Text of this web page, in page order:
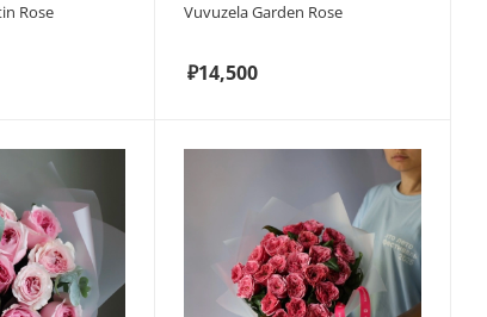
Rose Vuvuzela Garden Rose
₽14,500